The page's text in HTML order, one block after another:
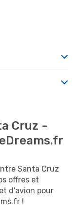
Cruz -
Santa Cruz
offres et
d'avion pour
!